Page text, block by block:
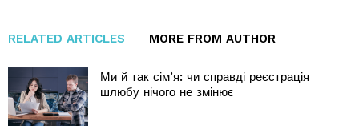
RELATED ARTICLES MORE FROM AUTHOR
Ми й так сім’я: чи справді реєстрація
шлюбу нічого не змінює